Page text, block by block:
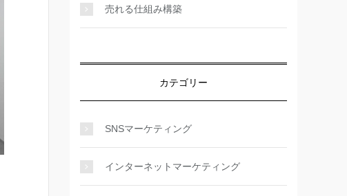
売れる仕組み構築
カテゴリー
SNSマーケティング
インターネットマーケティング